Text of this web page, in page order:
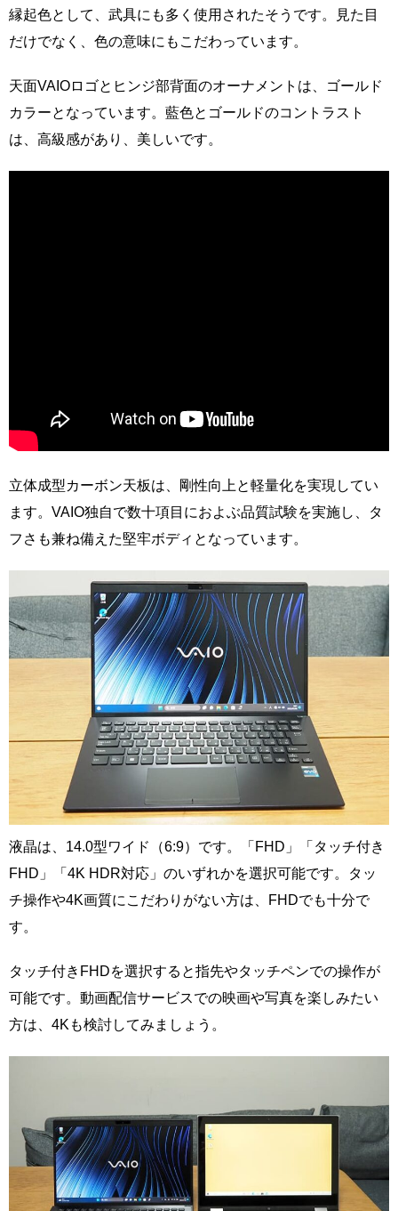
縁起色として、武具にも多く使用されたそうです。見た目
だけでなく、色の意味にもこだわっています。
天面VAIOロゴとヒンジ部背面のオーナメントは、ゴールド
カラーとなっています。藍色とゴールドのコントラスト
は、高級感があり、美しいです。
立体成型カーボン天板は、剛性向上と軽量化を実現してい
ます。VAIO独自で数十項目におよぶ品質試験を実施し、タ
フさも兼ね備えた堅牢ボディとなっています。
液晶は、14.0型ワイド（6:9）です。「FHD」「タッチ付き
FHD」「4K HDR対応」のいずれかを選択可能です。タッ
チ操作や4K画質にこだわりがない方は、FHDでも十分で
す。
タッチ付きFHDを選択すると指先やタッチペンでの操作が
可能です。動画配信サービスでの映画や写真を楽しみたい
方は、4Kも検討してみましょう。